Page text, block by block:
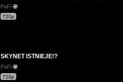
PaFi
720p
SKYNET ISTNIEJE!?
PaFi
720p